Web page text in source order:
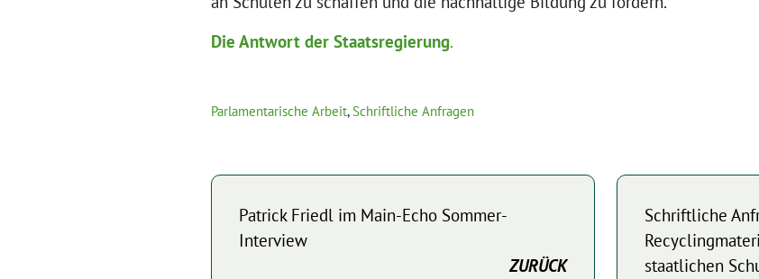
Die Antwort der Staatsregierung.
Parlamentarische Arbeit,Schriftliche Anfragen
Patrick Friedl im Main-Echo Sommer-
Interview
ZURÜCK
Schriftliche
staatlichen